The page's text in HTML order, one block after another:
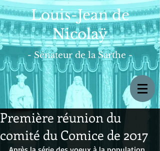
Louis-Jean de
Nicolaÿ
- Sénateur de la Sarthe -
Première réunion du
comité du Comice de 2017